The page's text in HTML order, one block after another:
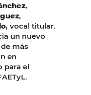
,
,
, vocal titular.
un nuevo
más
en
para el